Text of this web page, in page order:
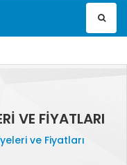
VE FIYATLARI
ve Fiyatları